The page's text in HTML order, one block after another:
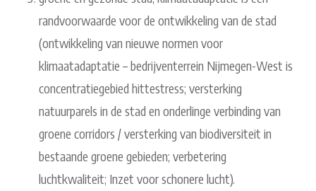
randvoorwaarde voor de ontwikkeling van de stad
(ontwikkeling van nieuwe normen voor
klimaatadaptatie – bedrijventerrein Nijmegen-West is
concentratiegebied hittestress; versterking
natuurparels in de stad en onderlinge verbinding van
groene corridors / versterking van biodiversiteit in
bestaande groene gebieden; verbetering
luchtkwaliteit; Inzet voor schonere lucht).